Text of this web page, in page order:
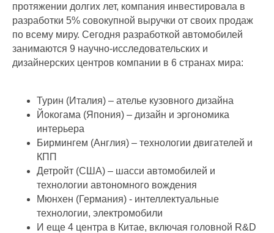
протяжении долгих лет, компания инвестировала в
разработки 5% совокупной выручки от своих продаж
по всему миру. Сегодня разработкой автомобилей
занимаются 9 научно-исследовательских и
дизайнерских центров компании в 6 странах мира:
Турин (Италия) – ателье кузовного дизайна
Йокогама (Япония) – дизайн и эргономика
интерьера
Бирмингем (Англия) – технологии двигателей и
КПП
Детройт (США) – шасси автомобилей и
технологии автономного вождения
Мюнхен (Германия) - интеллектуальные
технологии, электромобили
И еще 4 центра в Китае, включая головной R&D